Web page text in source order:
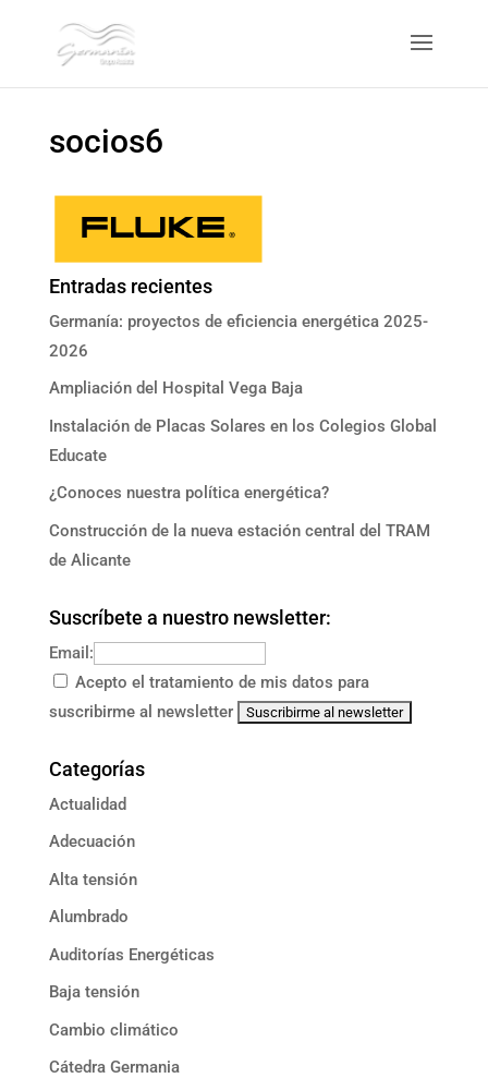
socios6
Entradas recientes
Germanía: proyectos de eficiencia energética 2025-
2026
Ampliación del Hospital Vega Baja
Instalación de Placas Solares en los Colegios Global
Educate
¿Conoces nuestra política energética?
Construcción de la nueva estación central del TRAM
de Alicante
Suscríbete a nuestro newsletter:
Email:
Acepto el tratamiento de mis datos para
suscribirme al newsletter
Categorías
Actualidad
Adecuación
Alta tensión
Alumbrado
Auditorías Energéticas
Baja tensión
Cambio climático
Cátedra Germania